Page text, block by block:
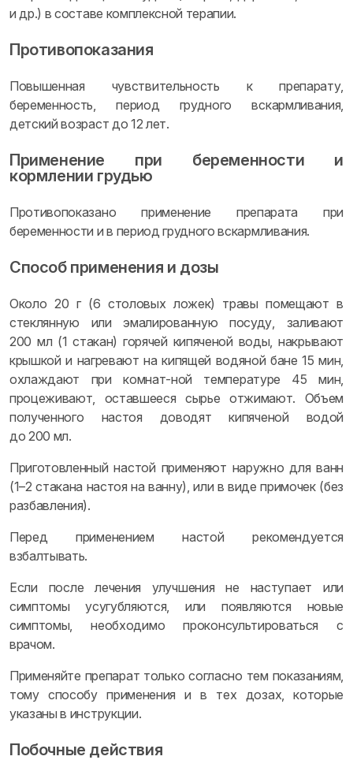
и др.) в составе комплексной терапии.
Противопоказания
Повышенная чувствительность к препарату,
беременность, период грудного вскармливания,
детский возраст до 12 лет.
Применение при беременности и
кормлении грудью
Противопоказано применение препарата при
беременности и в период грудного вскармливания.
Способ применения и дозы
Около 20 г (6 столовых ложек) травы помещают в
стеклянную или эмалированную посуду, заливают
200 мл (1 стакан) горячей кипяченой воды, накрывают
крышкой и нагревают на кипящей водяной бане 15 мин,
охлаждают при комнат-ной температуре 45 мин,
процеживают, оставшееся сырье отжимают. Объем
полученного настоя доводят кипяченой водой
до 200 мл.
Приготовленный настой применяют наружно для ванн
(1–2 стакана настоя на ванну), или в виде примочек (без
разбавления).
Перед применением настой рекомендуется
взбалтывать.
Если после лечения улучшения не наступает или
симптомы усугубляются, или появляются новые
симптомы, необходимо проконсультироваться с
врачом.
Применяйте препарат только согласно тем показаниям,
тому способу применения и в тех дозах, которые
указаны в инструкции.
Побочные действия